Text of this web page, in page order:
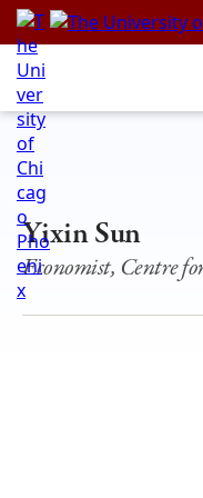
Skip
content
Yixin Sun
Economist, Centre